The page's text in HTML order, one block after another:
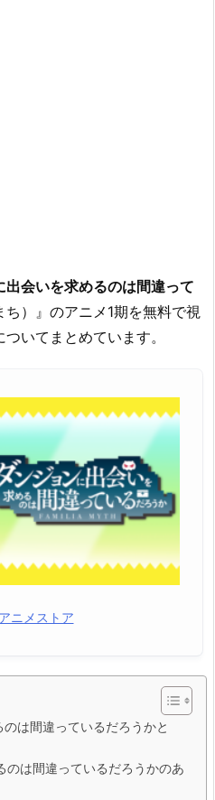
出会いを求めるのは間違って
）』のアニメ1期を無料で視
いてまとめています。
ニメストア
は間違っているだろうかと
のは間違っているだろうかのあ